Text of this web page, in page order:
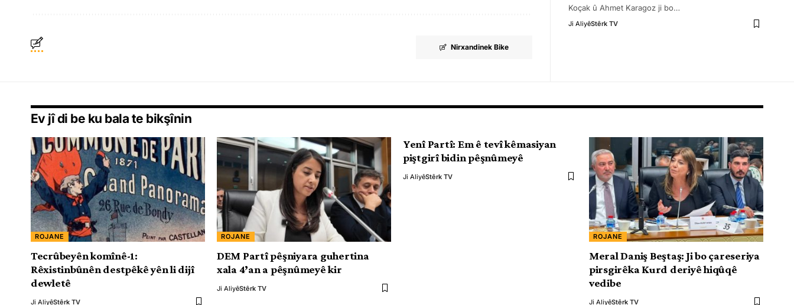
Nirxandinek Bike
Koçak û Ahmet Karagoz ji bo…
Ji AliyêStêrk TV
Ev jî di be ku bala te bikşînin
ROJANE
Tecrûbeyên komînê-1:
Rêxistinbûnên destpêkê yên li dijî
dewletê
Ji AliyêStêrk TV
ROJANE
DEM Partî pêşniyara guhertina
xala 4’an a pêşnûmeyê kir
Ji AliyêStêrk TV
Yenî Partî: Em ê tevî kêmasiyan
piştgirî bidin pêşnûmeyê
Ji AliyêStêrk TV
ROJANE
Meral Daniş Beştaş: Ji bo çareseriya
pirsgirêka Kurd deriyê hiqûqê
vedibe
Ji AliyêStêrk TV